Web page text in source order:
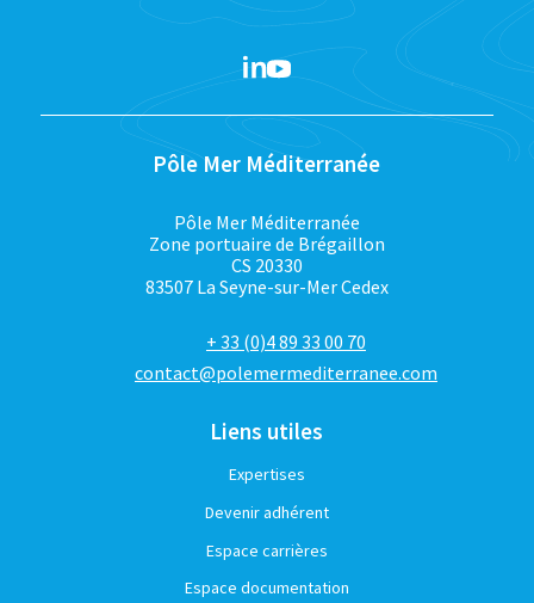
Pôle Mer Méditerranée
Pôle Mer Méditerranée
Zone portuaire de Brégaillon
CS 20330
83507 La Seyne-sur-Mer Cedex
+ 33 (0)4 89 33 00 70
contact@polemermediterranee.com
Liens utiles
Expertises
Devenir adhérent
Espace carrières
Espace documentation